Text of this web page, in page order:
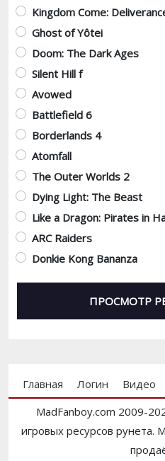
Kingdom Come:
Ghost of Yôtei
Doom: The Dark Ages
Silent Hill f
Avowed
Battlefield 6
Borderlands 4
Atomfall
The Outer Worlds 2
Dying Light: The Beast
Like a Dragon: Pirates in
ARC Raiders
Donkie Kong Bananza
Footer menu
Главная Логин Видео
MadFanboy.com 2009-
игровых ресурсов